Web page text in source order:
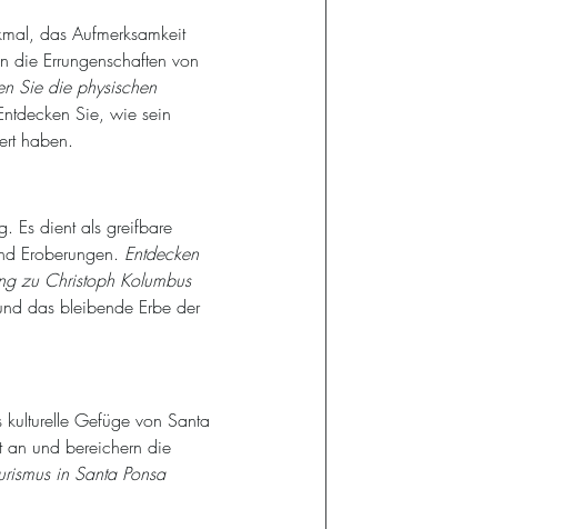
das Aufmerksamkeit
die Errungenschaften von
Sie die physischen
Sie, wie sein
haben.
Es dient als greifbare
Eroberungen. Entdecken
zu Christoph Kolumbus
das bleibende Erbe der
Gefüge von Santa
an und bereichern die
in Santa Ponsa